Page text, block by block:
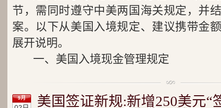
节，需同时遵守中美两国海关规定，并
案。以下从美国入境规定、建议携带金
展开说明。
一、美国入境现金管理规定
9月
美国签证新规:新增250美元“